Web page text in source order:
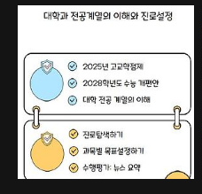
왔으며, 대학을 대상으로 기초학습능
단, 성인학습자 사업, 직무검사, 만족
도 조사 및 문항개발, FGI 및 델파이
조사, 각종 분석 보고서 제작, 교육 동
영상 제작 등 다양한 사업을 진행해
왔습니다. 중고등학생을 대상으로 학
원연합회 통계 분석 조사, 입시컨설
팅, 교육특강 등을 진행하고 있습니